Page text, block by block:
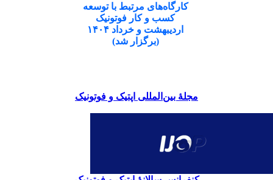
کارگاه‌های مرتبط با توسعه
کسب و کار فوتونیک
اردیبهشت و خرداد ۱۴۰۴
(برگزار شد)
مجلۀ بین‌المللی اپتیک و فوتونیک